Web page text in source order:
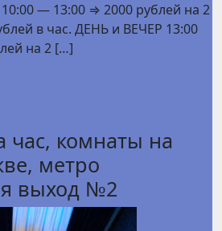
— 13:00 ⇒ 2000 рублей на 2
в час. ДЕНЬ и ВЕЧЕР 13:00
на 2 […]
час, комнаты на
метро
выход №2